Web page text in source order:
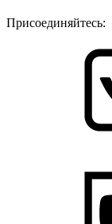
Присоединяйтесь: